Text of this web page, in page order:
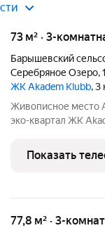
73 м² · 3-
Барышевский
Серебряное Озеро,
ЖК Akadem Klubb, 3
Живописное место
эко-квартал ЖК
озеро с утками на
каждой
Показать
77,8 м² · 3-